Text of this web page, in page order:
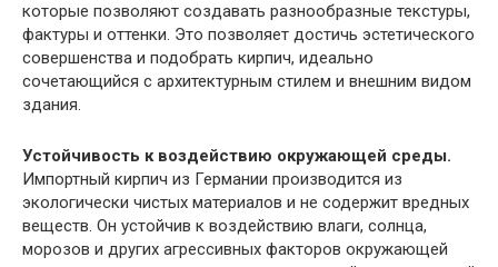
которые позволяют создавать разнообразные текстуры,
фактуры и оттенки. Это позволяет достичь эстетического
совершенства и подобрать кирпич, идеально
сочетающийся с архитектурным стилем и внешним видом
здания.
Устойчивость к воздействию окружающей среды.
Импортный кирпич из Германии производится из
экологически чистых материалов и не содержит вредных
веществ. Он устойчив к воздействию влаги, солнца,
морозов и других агрессивных факторов окружающей